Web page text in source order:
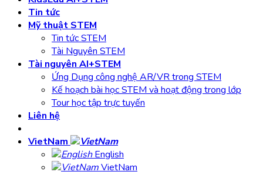
Tin tức
Mỹ thuật STEM
Tin tức STEM
Tài Nguyên STEM
Tài nguyên AI+STEM
Ứng Dụng công nghệ AR/VR trong STEM
Kế hoạch bài học STEM và hoạt động trong lớp
Tour học tập trực tuyến
Liên hệ
VietNam
English
VietNam